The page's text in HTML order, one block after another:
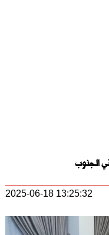
الجنوب
2025-06-18 13:25:32